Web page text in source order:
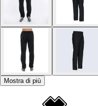
Mostra di più